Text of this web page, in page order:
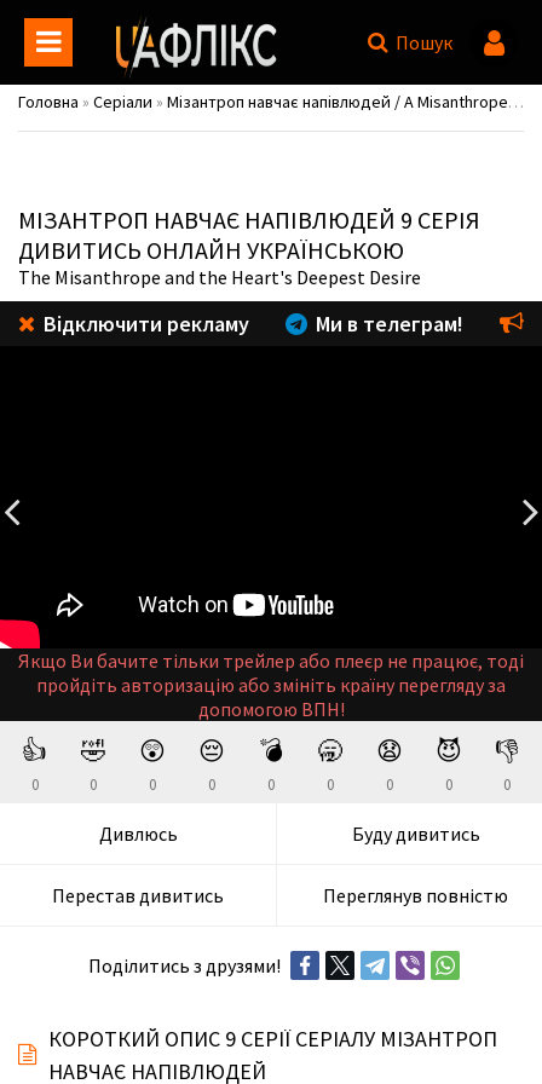
Пошук
Головна » Серіали » Мізантроп навчає напівлюдей / A Misanthrope Teaches a Class for Demi-Humans / Jingai Kyoushitsu no Ningen-girai Kyoshi
МІЗАНТРОП НАВЧАЄ НАПІВЛЮДЕЙ 9 СЕРІЯ
ДИВИТИСЬ ОНЛАЙН УКРАЇНСЬКОЮ
The Misanthrope and the Heart's Deepest Desire
Відключити рекламу Ми в телеграм!
Якщо Ви бачите тільки трейлер або плеєр не працює, тоді
пройдіть авторизацію або змініть країну перегляду за
допомогою ВПН!
👍
0
🤣
0
😲
0
😔
0
💣
0
🥱
0
😧
0
😈
0
👎
0
Дивлюсь Буду дивитись
Перестав дивитись Переглянув повністю
Поділитись з друзями!
КОРОТКИЙ ОПИС 9 СЕРІЇ СЕРІАЛУ МІЗАНТРОП
НАВЧАЄ НАПІВЛЮДЕЙ